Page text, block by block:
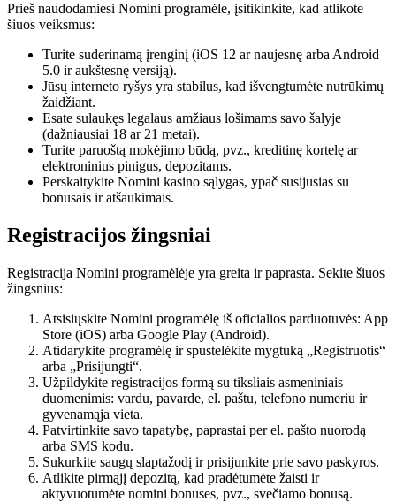
Prieš naudodamiesi Nomini programėle, įsitikinkite, kad atlikote
šiuos veiksmus:
Turite suderinamą įrenginį (iOS 12 ar naujesnę arba Android
5.0 ir aukštesnę versiją).
Jūsų interneto ryšys yra stabilus, kad išvengtumėte nutrūkimų
žaidžiant.
Esate sulaukęs legalaus amžiaus lošimams savo šalyje
(dažniausiai 18 ar 21 metai).
Turite paruoštą mokėjimo būdą, pvz., kreditinę kortelę ar
elektroninius pinigus, depozitams.
Perskaitykite Nomini kasino sąlygas, ypač susijusias su
bonusais ir atšaukimais.
Registracijos žingsniai
Registracija Nomini programėlėje yra greita ir paprasta. Sekite šiuos
žingsnius:
Atsisiųskite Nomini programėlę iš oficialios parduotuvės: App
Store (iOS) arba Google Play (Android).
Atidarykite programėlę ir spustelėkite mygtuką „Registruotis“
arba „Prisijungti“.
Užpildykite registracijos formą su tiksliais asmeniniais
duomenimis: vardu, pavarde, el. paštu, telefono numeriu ir
gyvenamąja vieta.
Patvirtinkite savo tapatybę, paprastai per el. pašto nuorodą
arba SMS kodu.
Sukurkite saugų slaptažodį ir prisijunkite prie savo paskyros.
Atlikite pirmąjį depozitą, kad pradėtumėte žaisti ir
aktyvuotumėte nomini bonuses, pvz., svečiamo bonusą.